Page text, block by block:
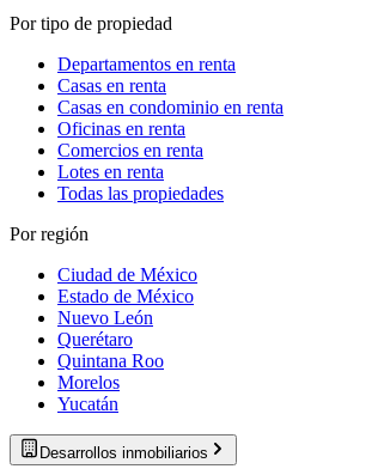
Por tipo de propiedad
Departamentos en renta
Casas en renta
Casas en condominio en renta
Oficinas en renta
Comercios en renta
Lotes en renta
Todas las propiedades
Por región
Ciudad de México
Estado de México
Nuevo León
Querétaro
Quintana Roo
Morelos
Yucatán
Desarrollos inmobiliarios